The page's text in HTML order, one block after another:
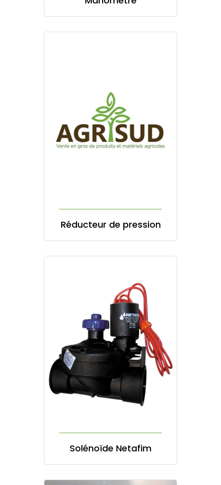
Réducteur de pression
Solénoïde Netafim